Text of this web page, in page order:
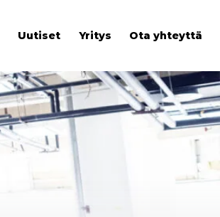
Uutiset Yritys Ota yhteyttä